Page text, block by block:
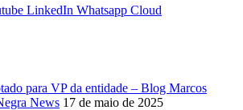
LinkedIn Whatsapp Cloud
para VP da entidade – Blog Marcos
News 17 de maio de 2025